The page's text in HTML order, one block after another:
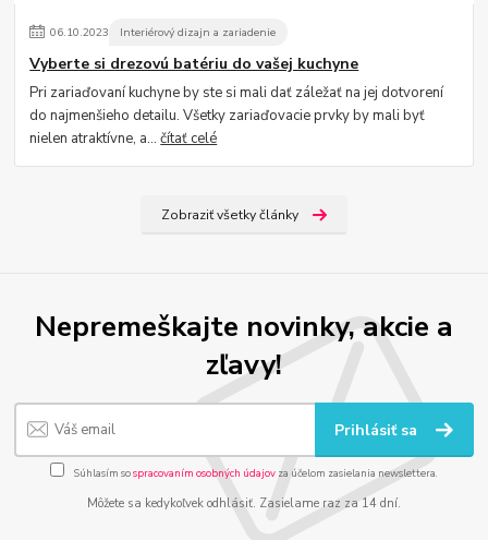
06.10.2023 Interiérový dizajn a zariadenie
Vyberte si drezovú batériu do vašej kuchyne
Pri zariaďovaní kuchyne by ste si mali dať záležať na jej dotvorení
do najmenšieho detailu. Všetky zariaďovacie prvky by mali byť
nielen atraktívne, a...čítať celé
Zobraziť všetky články
Nepremeškajte novinky, akcie a
zľavy!
Prihlásiť sa
Súhlasím sospracovaním osobných údajov za účelom zasielania newslettera.
Môžete sa kedykoľvek odhlásiť. Zasielame raz za 14 dní.